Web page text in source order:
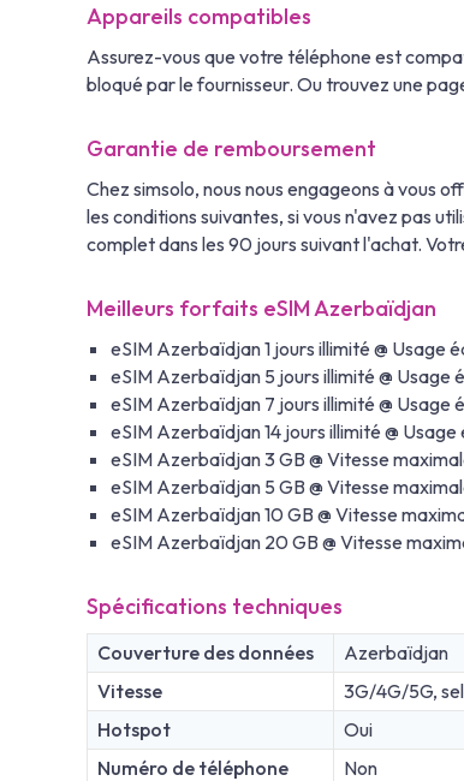
Appareils compatibles
Assurez-vous que votre téléphone est
bloqué par le fournisseur. Ou trouvez une
Garantie de remboursement
Chez simsolo, nous nous engageons à vous
les conditions suivantes, si vous n'avez pas
complet dans les 90 jours suivant l'achat.
Meilleurs forfaits eSIM Azerbaïdjan
eSIM Azerbaïdjan 1 jours illimité @ Usage
eSIM Azerbaïdjan 5 jours illimité @ Usage
eSIM Azerbaïdjan 7 jours illimité @ Usage
eSIM Azerbaïdjan 14 jours illimité @
eSIM Azerbaïdjan 3 GB @ Vitesse
eSIM Azerbaïdjan 5 GB @ Vitesse
eSIM Azerbaïdjan 10 GB @ Vitesse
eSIM Azerbaïdjan 20 GB @ Vitesse
Spécifications techniques
Couverture des données
Azerbaïdjan
Vitesse
3G/4G/5G,
Hotspot
Oui
Numéro de téléphone
Non